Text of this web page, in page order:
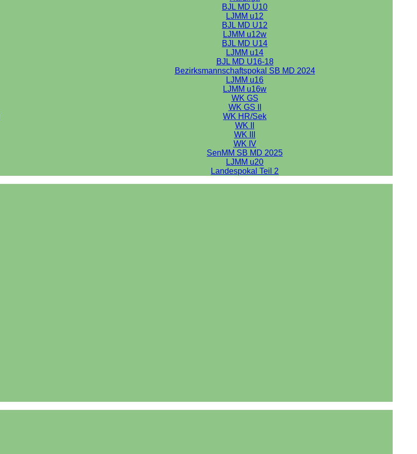
BJL MD U10
LJMM u12
BJL MD U12
LJMM u12w
BJL MD U14
LJMM u14
BJL MD U16-18
Bezirksmannschaftspokal SB MD 2024
LJMM u16
LJMM u16w
WK GS
WK GS II
WK HR/Sek
WK II
WK III
WK IV
SenMM SB MD 2025
LJMM u20
Landespokal Teil 2